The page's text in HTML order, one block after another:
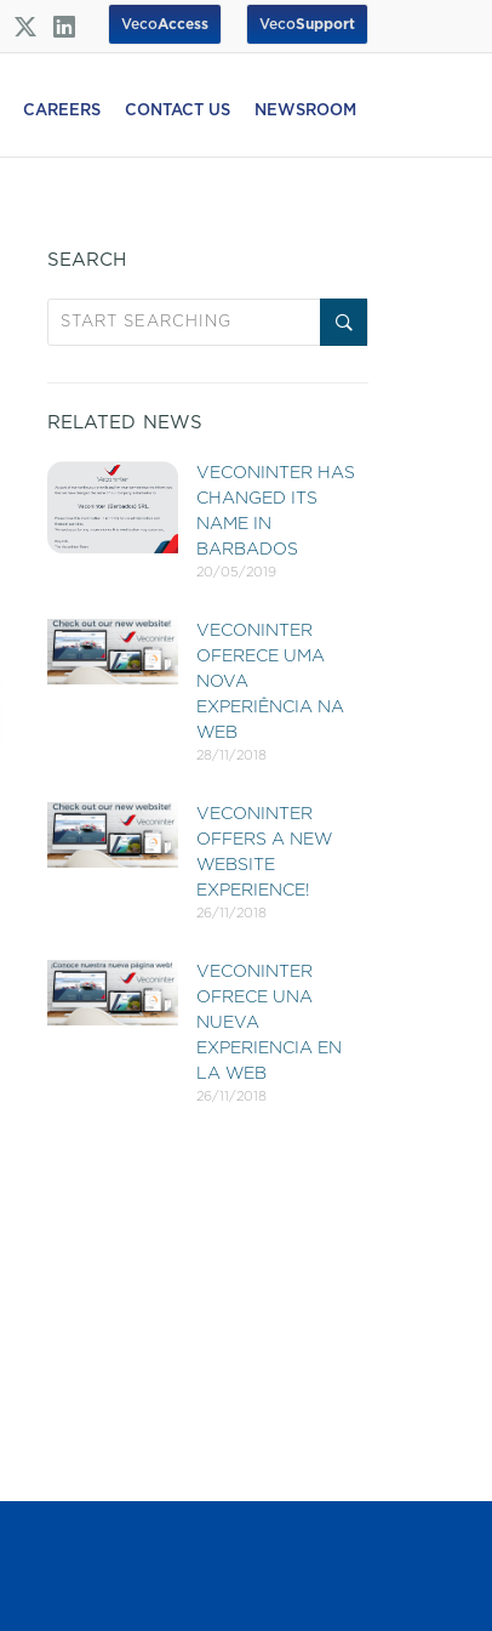
VecoSupport
VecoAccess
CAREERS CONTACT US NEWSROOM
SEARCH
RELATED NEWS
VECONINTER HAS
CHANGED ITS
NAME IN
BARBADOS
20/05/2019
VECONINTER
OFERECE UMA
NOVA
EXPERIÊNCIA NA
WEB
28/11/2018
VECONINTER
OFFERS A NEW
WEBSITE
EXPERIENCE!
26/11/2018
VECONINTER
OFRECE UNA
NUEVA
EXPERIENCIA EN
LA WEB
26/11/2018